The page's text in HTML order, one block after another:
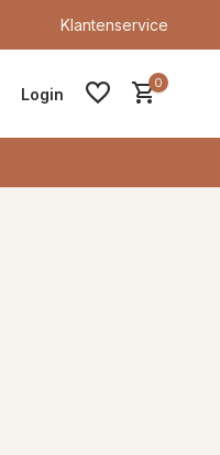
Klantenservice
Login
0